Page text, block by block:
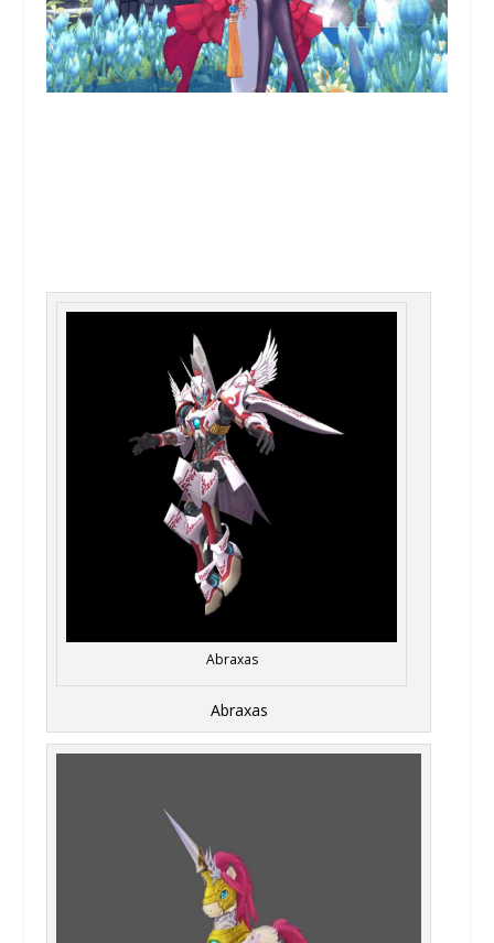
Abraxas
Abraxas